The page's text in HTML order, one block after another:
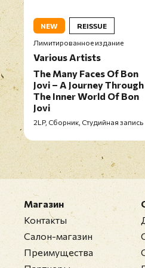
NEW
REISSUE
Лимитированное издание
Various Artists
The Many Faces Of Bon
Jovi – A Journey Through
The Inner World Of Bon
Jovi
2LP, Сборник, Студийная запись
Магазин
Контакты
Салон-магазин
Преимущества